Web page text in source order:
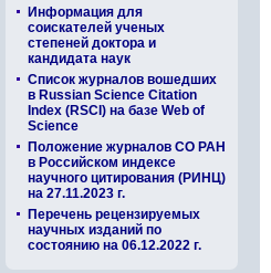
Информация для
соискателей ученых
степеней доктора и
кандидата наук
Список журналов вошедших
в Russian Science Citation
Index (RSCI) на базе Web of
Science
Положение журналов СО РАН
в Российском индексе
научного цитирования (РИНЦ)
на 27.11.2023 г.
Перечень рецензируемых
научных изданий по
состоянию на 06.12.2022 г.